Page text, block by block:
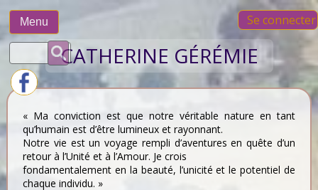
Menu Se connecter
Rechercher :CATHERINE GÉRÉMIE
« Ma conviction est que notre véritable nature en tant
qu’humain est d’être lumineux et rayonnant.
Notre vie est un voyage rempli d’aventures en quête d’un
retour à l’Unité et à l’Amour. Je crois
fondamentalement en la beauté, l’unicité et le potentiel de
chaque individu. »